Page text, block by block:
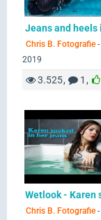
Chris B. Fotografie -
2019
3.525 1
Chris B. Fotografie -